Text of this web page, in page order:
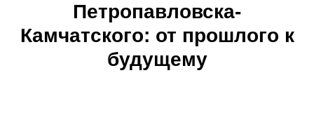
Петропавловска-
Камчатского: от прошлого к
будущему